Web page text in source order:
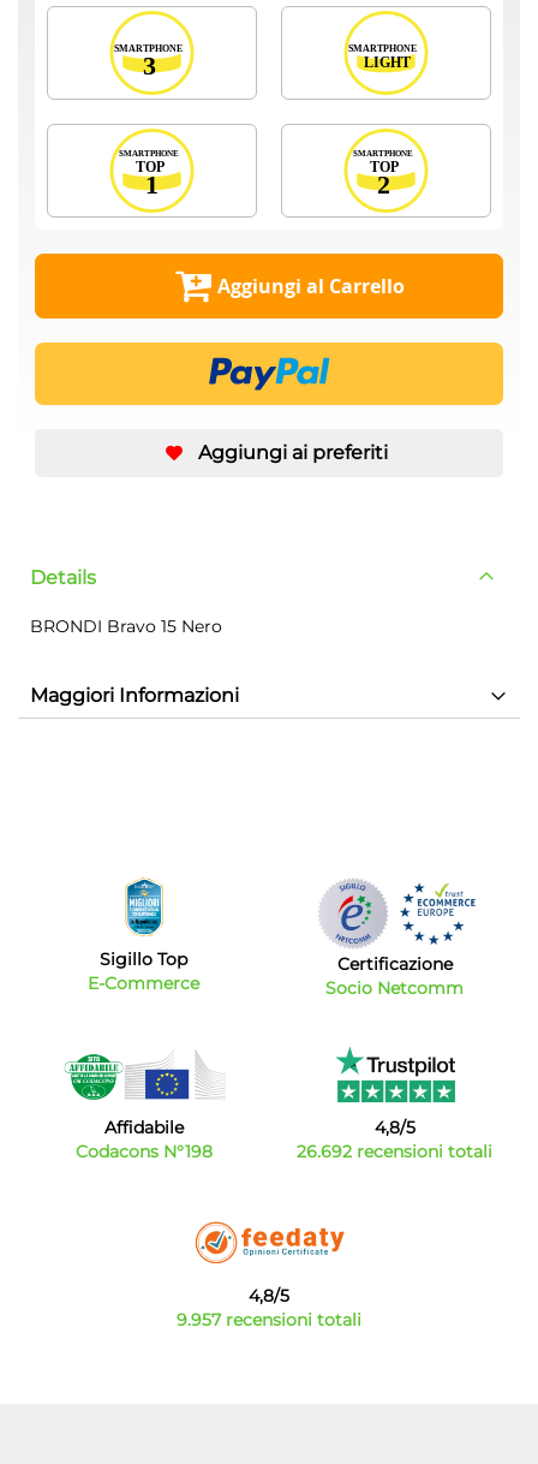
Aggiungi al Carrello
Aggiungi ai preferiti
Details
BRONDI Bravo 15 Nero
Maggiori Informazioni
Sigillo Top
E-Commerce
Certificazione
Socio Netcomm
Affidabile
Codacons N°198
4,8/5
26.692 recensioni totali
4,8/5
9.957 recensioni totali